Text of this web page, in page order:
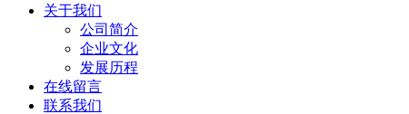
关于我们
公司简介
企业文化
发展历程
在线留言
联系我们